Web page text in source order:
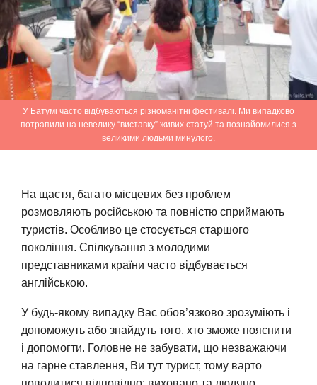
У Батумі часто відбуваються різноманітні фестивалі. Ми випадково
потрапили на невелику “виставку” живих статуй та познайомилися з
великими людьми минулого.
На щастя, багато місцевих без проблем
розмовляють російською та повністю сприймають
туристів. Особливо це стосується старшого
покоління. Спілкування з молодими
представниками країни часто відбувається
англійською.
У будь-якому випадку Вас обов’язково зрозуміють і
допоможуть або знайдуть того, хто зможе пояснити
і допомогти. Головне не забувати, що незважаючи
на гарне ставлення, Ви тут турист, тому варто